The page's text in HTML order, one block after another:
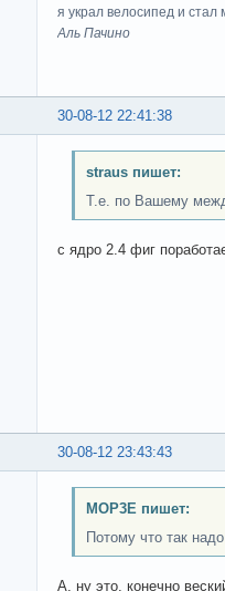
я украл велосипед и стал
Аль Пачино
30-08-12 22:41:38
straus пишет:
Т.е. по Вашему
с ядро 2.4 фиг
30-08-12 23:43:43
MOP3E пишет:
Потому что так
А, ну это, конечно